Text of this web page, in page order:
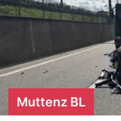
Muttenz BL